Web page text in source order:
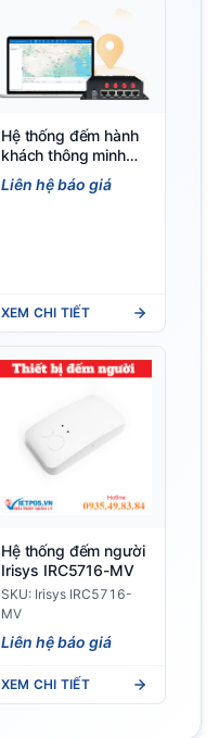
Hệ thống đếm hành
khách thông minh
cho giao thông &
vận tải
Liên hệ báo giá
XEM CHI TIẾT
Hệ thống đếm người
Irisys IRC5716-MV
SKU: Irisys IRC5716-
MV
Liên hệ báo giá
XEM CHI TIẾT